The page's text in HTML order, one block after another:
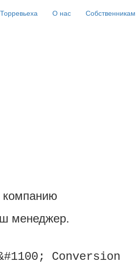
Торревьеха О нас Собственникам
менеджер.
Conversion